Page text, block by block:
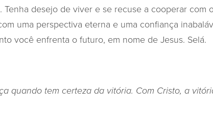
desejo de viver e se recuse a cooperar com
uma perspectiva eterna e uma confiança
você enfrenta o futuro, em nome de Jesus. Selá.
quando tem certeza da vitória. Com Cristo, a